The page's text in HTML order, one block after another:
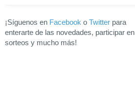
¡Síguenos en Facebook o Twitter para
enterarte de las novedades, participar en
sorteos y mucho más!